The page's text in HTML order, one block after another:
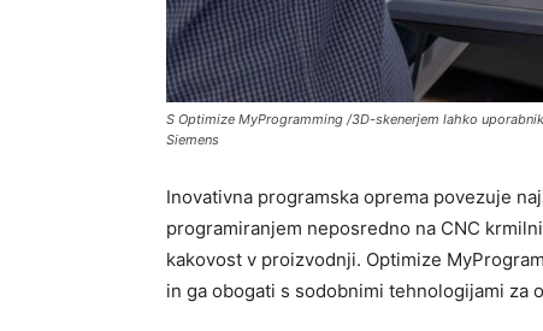
S Optimize MyProgramming /3D-skenerjem lahko
Siemens
Inovativna programska oprema povezuje
programiranjem neposredno na CNC
kakovost v proizvodnji. Optimize
in ga obogati s sodobnimi tehnologijami za